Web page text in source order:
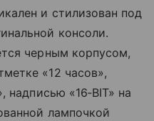
и стилизован под
консоли.
черным корпусом,
«12 часов»,
надписью «16‑BIT» на
лампочкой